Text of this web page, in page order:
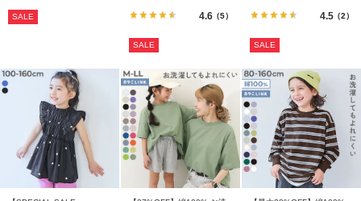
SALE 4.6（5）
SALE
4.5（2）
SALE